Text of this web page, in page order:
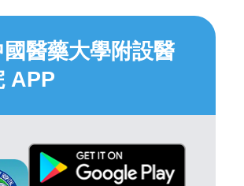
國醫藥大學附設醫
APP